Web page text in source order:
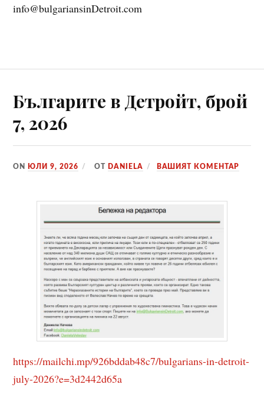
info@bulgariansinDetroit.com
Българите в Детройт, брой
7, 2026
ON ЮЛИ 9, 2026 ОТ DANIELA ВАШИЯТ КОМЕНТАР
https://mailchi.mp/926bddab48c7/bulgarians-in-detroit-
july-2026?e=3d2442d65a